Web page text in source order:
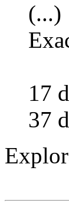
(...)
17
37